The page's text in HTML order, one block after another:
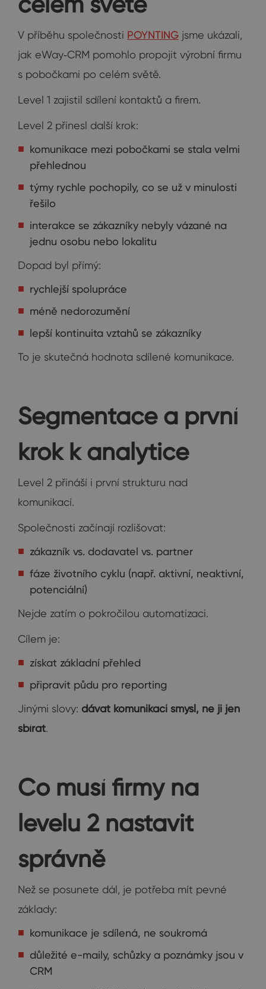
V příběhu společnosti POYNTING jsme ukázali,
jak eWay‑CRM pomohlo propojit výrobní firmu
s pobočkami po celém světě.
Level 1 zajistil sdílení kontaktů a firem.
Level 2 přinesl další krok:
komunikace mezi pobočkami se stala velmi
přehlednou
týmy rychle pochopily, co se už v minulosti
řešilo
interakce se zákazníky nebyly vázané na
jednu osobu nebo lokalitu
Dopad byl přímý:
rychlejší spolupráce
méně nedorozumění
lepší kontinuita vztahů se zákazníky
To je skutečná hodnota sdílené komunikace.
Segmentace a první
krok k analytice
Level 2 přináší i první strukturu nad
komunikací.
Společnosti začínají rozlišovat:
zákazník vs. dodavatel vs. partner
fáze životního cyklu (např. aktivní, neaktivní,
potenciální)
Nejde zatím o pokročilou automatizaci.
Cílem je:
získat základní přehled
připravit půdu pro reporting
Jinými slovy: dávat komunikaci smysl, ne ji jen
sbírat.
Co musí firmy na
levelu 2 nastavit
správně
Než se posunete dál, je potřeba mít pevné
základy:
komunikace je sdílená, ne soukromá
důležité e-maily, schůzky a poznámky jsou v
CRM